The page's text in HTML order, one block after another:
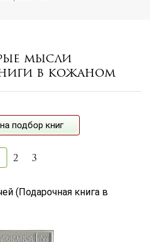
до
мысли
в кожаном
подбор книг
2 3
(Подарочная книга в